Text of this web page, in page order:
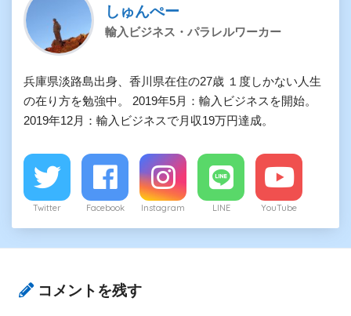
しゅんぺー
輸入ビジネス・パラレルワーカー
兵庫県淡路島出身、香川県在住の27歳 １度しかない人生
の在り方を勉強中。 2019年5月：輸入ビジネスを開始。
2019年12月：輸入ビジネスで月収19万円達成。
Twitter Facebook Instagram LINE YouTube
コメントを残す